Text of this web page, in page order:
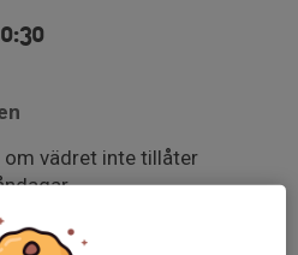
om vädret inte tillåter